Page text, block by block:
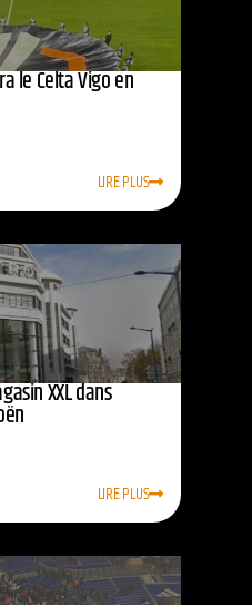
le Celta Vigo en
LIRE PLUS
XXL dans
LIRE PLUS